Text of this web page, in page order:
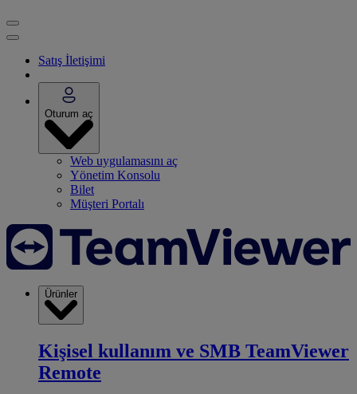
Satış İletişimi
Oturum aç
Web uygulamasını aç
Yönetim Konsolu
Bilet
Müşteri Portalı
Ürünler
Kişisel kullanım ve SMB TeamViewer
Remote